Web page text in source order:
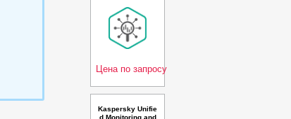
upport and TI Ru
ssian Edition. 5-
9 * 100 events p
er second 1 year
Base Premium Li
Цена по запросу
Kaspersky Unifie
d Monitoring and